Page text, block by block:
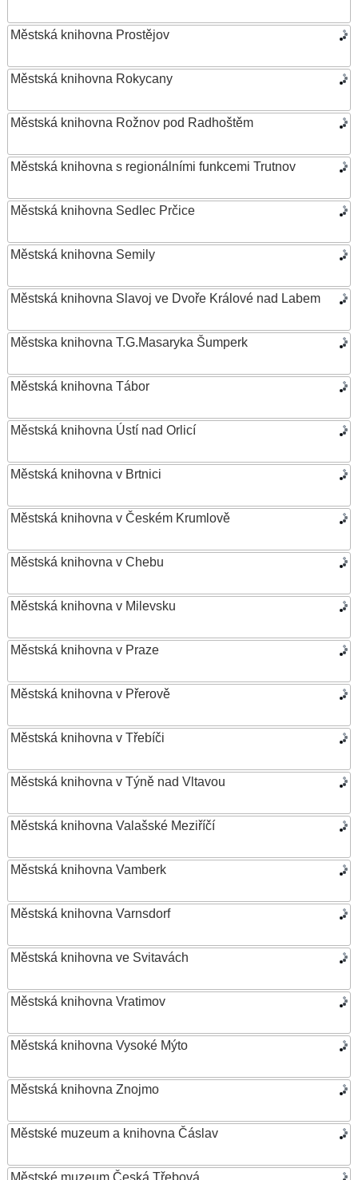
Městská knihovna Prostějov
Městská knihovna Rokycany
Městská knihovna Rožnov pod Radhoštěm
Městská knihovna s regionálními funkcemi Trutnov
Městská knihovna Sedlec Prčice
Městská knihovna Semily
Městská knihovna Slavoj ve Dvoře Králové nad Labem
Městska knihovna T.G.Masaryka Šumperk
Městská knihovna Tábor
Městská knihovna Ústí nad Orlicí
Městská knihovna v Brtnici
Městská knihovna v Českém Krumlově
Městská knihovna v Chebu
Městská knihovna v Milevsku
Městská knihovna v Praze
Městská knihovna v Přerově
Městská knihovna v Třebíči
Městská knihovna v Týně nad Vltavou
Městská knihovna Valašské Meziříčí
Městská knihovna Vamberk
Městská knihovna Varnsdorf
Městská knihovna ve Svitavách
Městská knihovna Vratimov
Městská knihovna Vysoké Mýto
Městská knihovna Znojmo
Městské muzeum a knihovna Čáslav
Městské muzeum Česká Třebová